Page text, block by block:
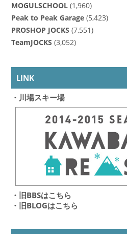
MOGULSCHOOL(1,960)
Peak to Peak Garage(5,423)
PROSHOP JOCKS (7,551)
TeamJOCKS (3,052)
LINK
・川場スキー場
・旧BBSはこちら
・旧BLOGはこちら